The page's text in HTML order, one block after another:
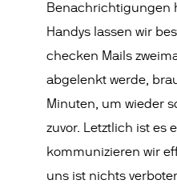
Benachrichtigungen
Handys lassen wir
checken Mails
abgelenkt werde,
Minuten, um wieder
zuvor. Letztlich ist es
kommunizieren wir
uns ist nichts